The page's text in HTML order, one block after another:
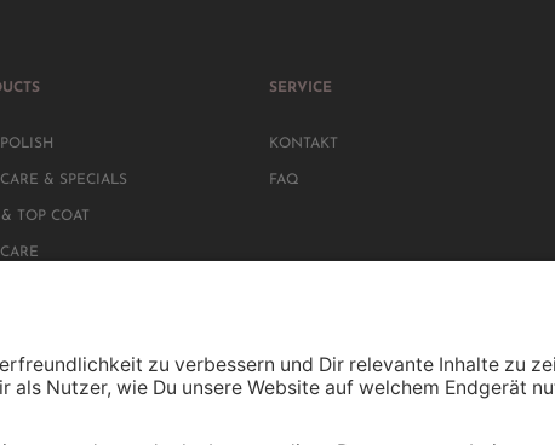
& SPECIALS
TOP COAT
SERVICE
KONTAKT
FAQ